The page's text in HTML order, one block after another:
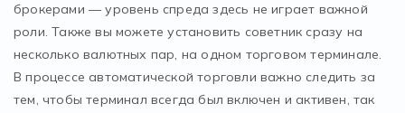
брокерами — уровень спреда здесь не играет важной
роли. Также вы можете установить советник сразу на
несколько валютных пар, на одном торговом терминале.
В процессе автоматической торговли важно следить за
тем, чтобы терминал всегда был включен и активен, так